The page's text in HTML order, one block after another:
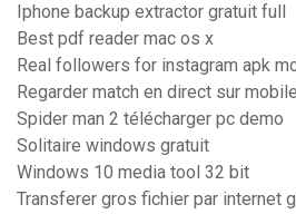
Iphone backup extractor gratuit full
Best pdf reader mac os x
Real followers for instagram apk
Regarder match en direct sur mobile
Spider man 2 télécharger pc demo
Solitaire windows gratuit
Windows 10 media tool 32 bit
Transferer gros fichier par internet